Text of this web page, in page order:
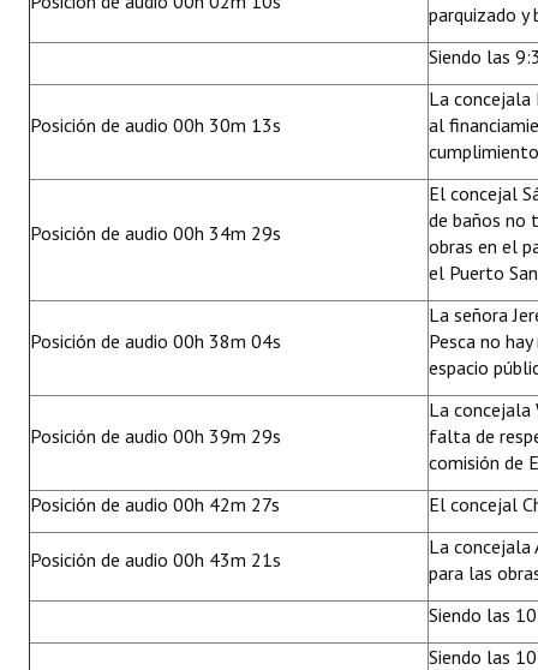
Bariloche, Municipio intercultural
Entrega de distinciones
REFORMA DE LA CARTA ORGÁNICA
parquizado y
Siendo las
Posición de audio 00h 30m 13s
La concejala
al
Posición de audio 00h 34m 29s
El concejal
de baños no
obras en el
el Puerto
Posición de audio 00h 38m 04s
La señora
Pesca no
espacio
Posición de audio 00h 39m 29s
La concejala
falta de
comisión de
Posición de audio 00h 42m 27s
El concejal
Posición de audio 00h 43m 21s
La concejala
para las
Siendo las
Siendo las